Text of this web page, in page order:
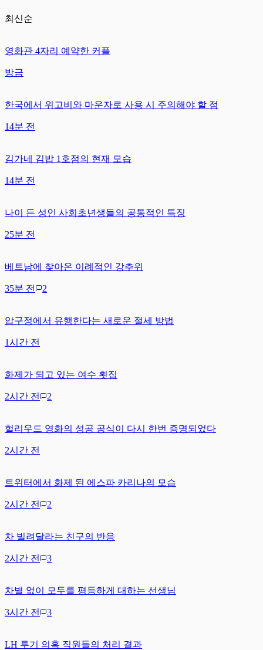
최신순
영화관 4자리 예약한 커플
방금
한국에서 위고비와 마운자로 사용 시 주의해야 할 점
14분 전
김가네 김밥 1호점의 현재 모습
14분 전
나이 든 성인 사회초년생들의 공통적인 특징
25분 전
베트남에 찾아온 이례적인 강추위
35분 전 2
압구정에서 유행한다는 새로운 절세 방법
1시간 전
화제가 되고 있는 여수 횟집
2시간 전 2
헐리우드 영화의 성공 공식이 다시 한번 증명되었다
2시간 전
트위터에서 화제 된 에스파 카리나의 모습
2시간 전 2
차 빌려달라는 친구의 반응
2시간 전 3
차별 없이 모두를 평등하게 대하는 선생님
3시간 전 3
LH 투기 의혹 직원들의 처리 결과